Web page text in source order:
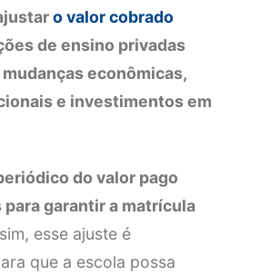
o valor cobrado
de ensino privadas
econômicas,
e investimentos em
do valor pago
garantir a matrícula
esse ajuste é
que a escola possa